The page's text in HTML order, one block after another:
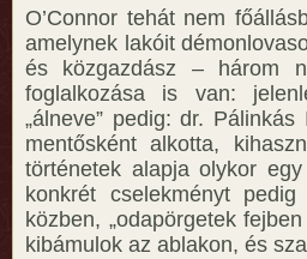
O’Connor tehát nem
amelynek lakóit
és közgazdász – három
foglalkozása is van:
„álneve” pedig: dr.
mentősként alkotta,
történetek alapja olykor
konkrét cselekményt
közben, „odapörgetek
kibámulok az ablakon, és